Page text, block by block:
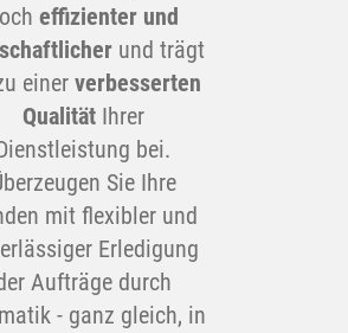
effizienter und
und trägt
einer verbesserten
QualitätIhrer
bei.
Sie Ihre
mit flexibler und
Erledigung
Aufträge durch
- ganz gleich, in